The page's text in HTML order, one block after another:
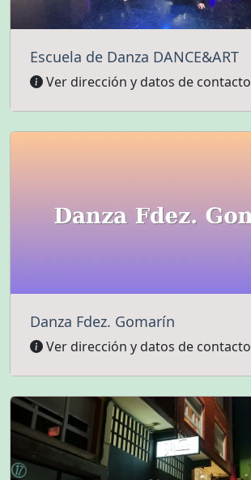
Escuela de Danza DANCE&ART
Ver dirección y datos de contacto
Danza Fdez. Gomarín
Ver dirección y datos de contacto